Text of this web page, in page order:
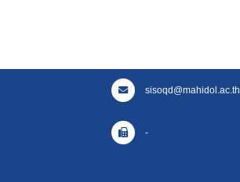
sisoqd@mahidol.ac.th
-